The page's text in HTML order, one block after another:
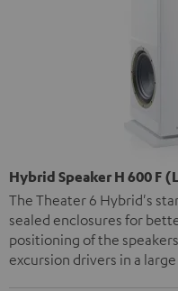
Hybrid Speaker H 600 F
The Theater 6 Hybrid's
sealed enclosures for
positioning of the
excursion drivers in a